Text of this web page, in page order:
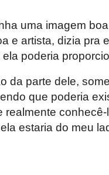
uma imagem
e artista, dizia pra
ela poderia
da parte dele,
que poderia
realmente
estaria do meu